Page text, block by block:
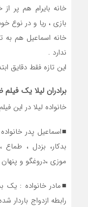
خانه بایرام هم پر
بازی ، ریا و در نوع
خانه اسماعیل هم
ندارد .
این تازه فقط دقایق
برادران لیلا یک
خانواده لیلا در این
■اسماعیل پدر
بدکار، بزدل ،
موزی ،دروغگو و
■مادر خانواده : یک
رابطه ازدواج باردار